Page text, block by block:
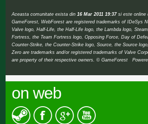
Aceasta comunitate exista din16 Mar 2011 19:37si este online
GameForest, WebForest are registered trademarks of IDeSys
Valve logo, Half-Life, the Half-Life logo, the Lambda logo,
Fortress, the Team Fortress logo, Opposing Force, Day of
Counter-Strike, the Counter-Strike logo, Source, the Source
Zero are trademarks and/or registered trademarks of Valve
are property of their respective owners. © GameForest
on web